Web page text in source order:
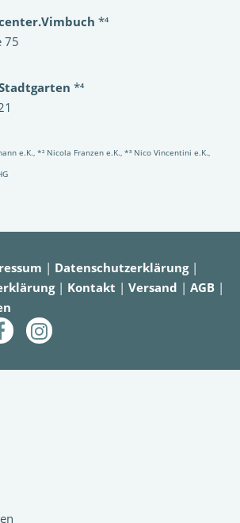
*⁴
75
*⁴
e.K., *² Nicola Franzen e.K., *³ Nico Vincentini e.K.,
| Datenschutzerklärung|
| Kontakt | Versand | AGB |